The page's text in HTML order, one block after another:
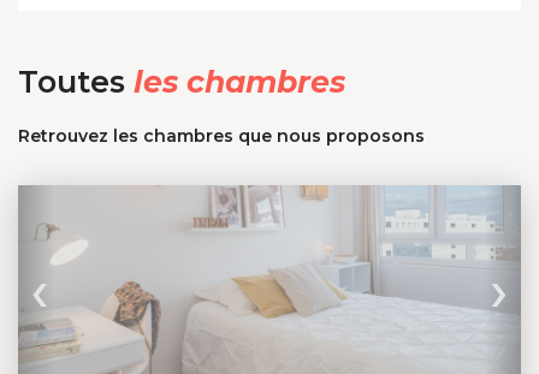
Toutes les chambres
Retrouvez les chambres que nous proposons
‹ ›